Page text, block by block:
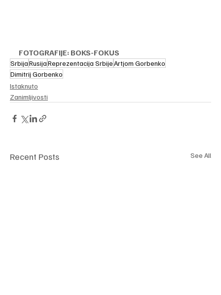
FOTOGRAFIJE: BOKS-FOKUS
SrbijaRusijaReprezentacija SrbijeArtjom Gorbenko
Dimitrij Gorbenko
Istaknuto
Zanimljivosti
Recent Posts See All